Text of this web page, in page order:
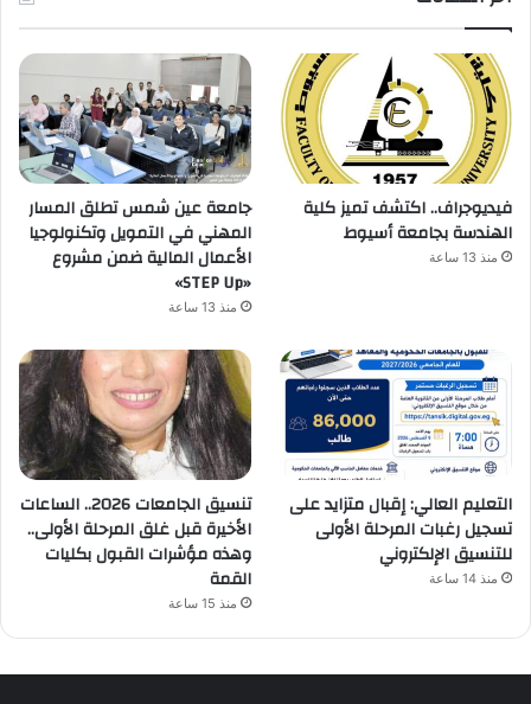
فيديوجراف.. اكتشف تميز كلية
الهندسة بجامعة أسيوط
منذ 13 ساعة
جامعة عين شمس تطلق المسار
المهني في التمويل وتكنولوجيا
الأعمال المالية ضمن مشروع
«STEP Up»
منذ 13 ساعة
التعليم العالي: إقبال متزايد على
تسجيل رغبات المرحلة الأولى
للتنسيق الإلكتروني
منذ 14 ساعة
تنسيق الجامعات 2026.. الساعات
الأخيرة قبل غلق المرحلة الأولى..
وهذه مؤشرات القبول بكليات
القمة
منذ 15 ساعة